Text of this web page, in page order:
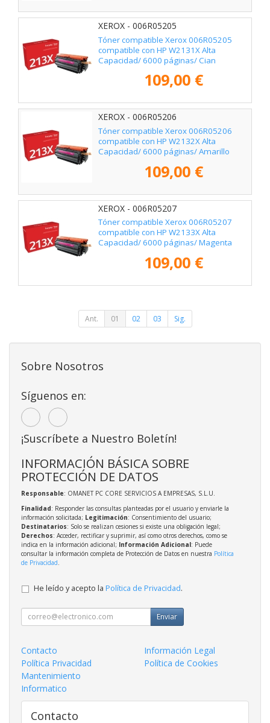
XEROX - 006R05205
Tóner compatible Xerox 006R05205
compatible con HP W2131X Alta
Capacidad/ 6000 páginas/ Cian
109,00 €
XEROX - 006R05206
Tóner compatible Xerox 006R05206
compatible con HP W2132X Alta
Capacidad/ 6000 páginas/ Amarillo
109,00 €
XEROX - 006R05207
Tóner compatible Xerox 006R05207
compatible con HP W2133X Alta
Capacidad/ 6000 páginas/ Magenta
109,00 €
Ant. 01 02 03 Sig.
Sobre Nosotros
Síguenos en:
¡Suscríbete a Nuestro Boletín!
INFORMACIÓN BÁSICA SOBRE
PROTECCIÓN DE DATOS
Responsable: OMANET PC CORE SERVICIOS A EMPRESAS, S.L.U.
Finalidad: Responder las consultas planteadas por el usuario y enviarle la
información solicitada; Legitimación: Consentimiento del usuario;
Destinatarios: Solo se realizan cesiones si existe una obligación legal;
Derechos: Acceder, rectificar y suprimir, así como otros derechos, como se
indica en la información adicional; Información Adicional: Puede
consultar la información completa de Protección de Datos en nuestra Política
de Privacidad
He leído y acepto la Política de Privacidad.
Enviar
Contacto
Información Legal
Política Privacidad
Política de Cookies
Mantenimiento
Informatico
Contacto